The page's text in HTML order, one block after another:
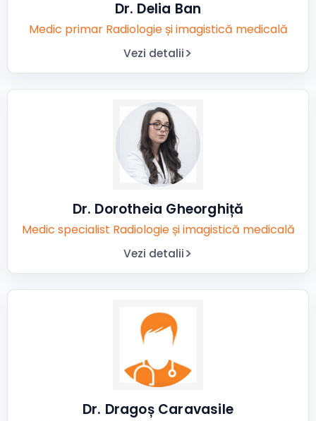
Dr. Delia Ban
Medic primar Radiologie și imagistică medicală
Vezi detalii
Dr. Dorotheia Gheorghiță
Medic specialist Radiologie și imagistică medicală
Vezi detalii
Dr. Dragoș Caravasile